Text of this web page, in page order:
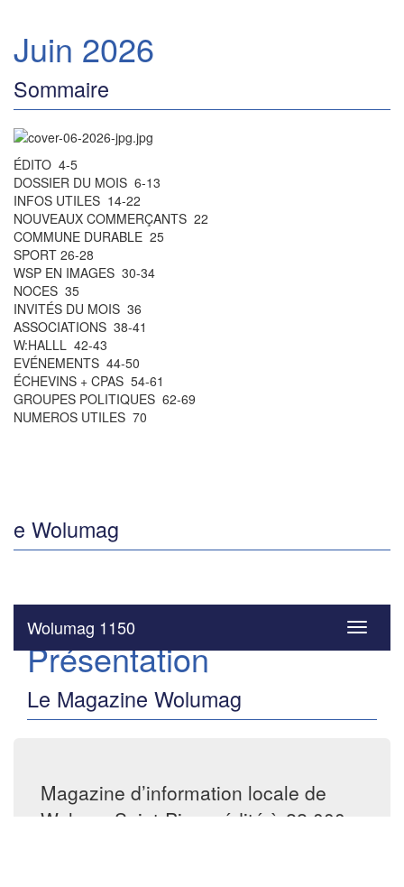
Juin 2026
Sommaire
ÉDITO 4-5
DOSSIER DU MOIS 6-13
INFOS UTILES 14-22
NOUVEAUX COMMERÇANTS 22
COMMUNE DURABLE 25
SPORT 26-28
WSP EN IMAGES 30-34
NOCES 35
INVITÉS DU MOIS 36
ASSOCIATIONS 38-41
W:HALLL 42-43
EVÉNEMENTS 44-50
ÉCHEVINS + CPAS 54-61
GROUPES POLITIQUES 62-69
NUMEROS UTILES 70
e Wolumag